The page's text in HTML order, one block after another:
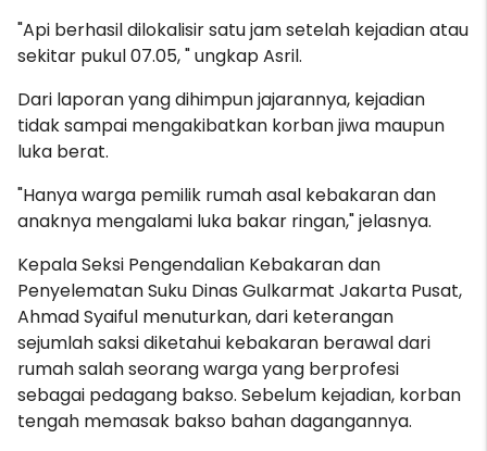
"Api berhasil dilokalisir satu jam setelah kejadian atau
sekitar pukul 07.05, " ungkap Asril.
Dari laporan yang dihimpun jajarannya, kejadian
tidak sampai mengakibatkan korban jiwa maupun
luka berat.
"Hanya warga pemilik rumah asal kebakaran dan
anaknya mengalami luka bakar ringan," jelasnya.
Kepala Seksi Pengendalian Kebakaran dan
Penyelematan Suku Dinas Gulkarmat Jakarta Pusat,
Ahmad Syaiful menuturkan, dari keterangan
sejumlah saksi diketahui kebakaran berawal dari
rumah salah seorang warga yang berprofesi
sebagai pedagang bakso. Sebelum kejadian, korban
tengah memasak bakso bahan dagangannya.